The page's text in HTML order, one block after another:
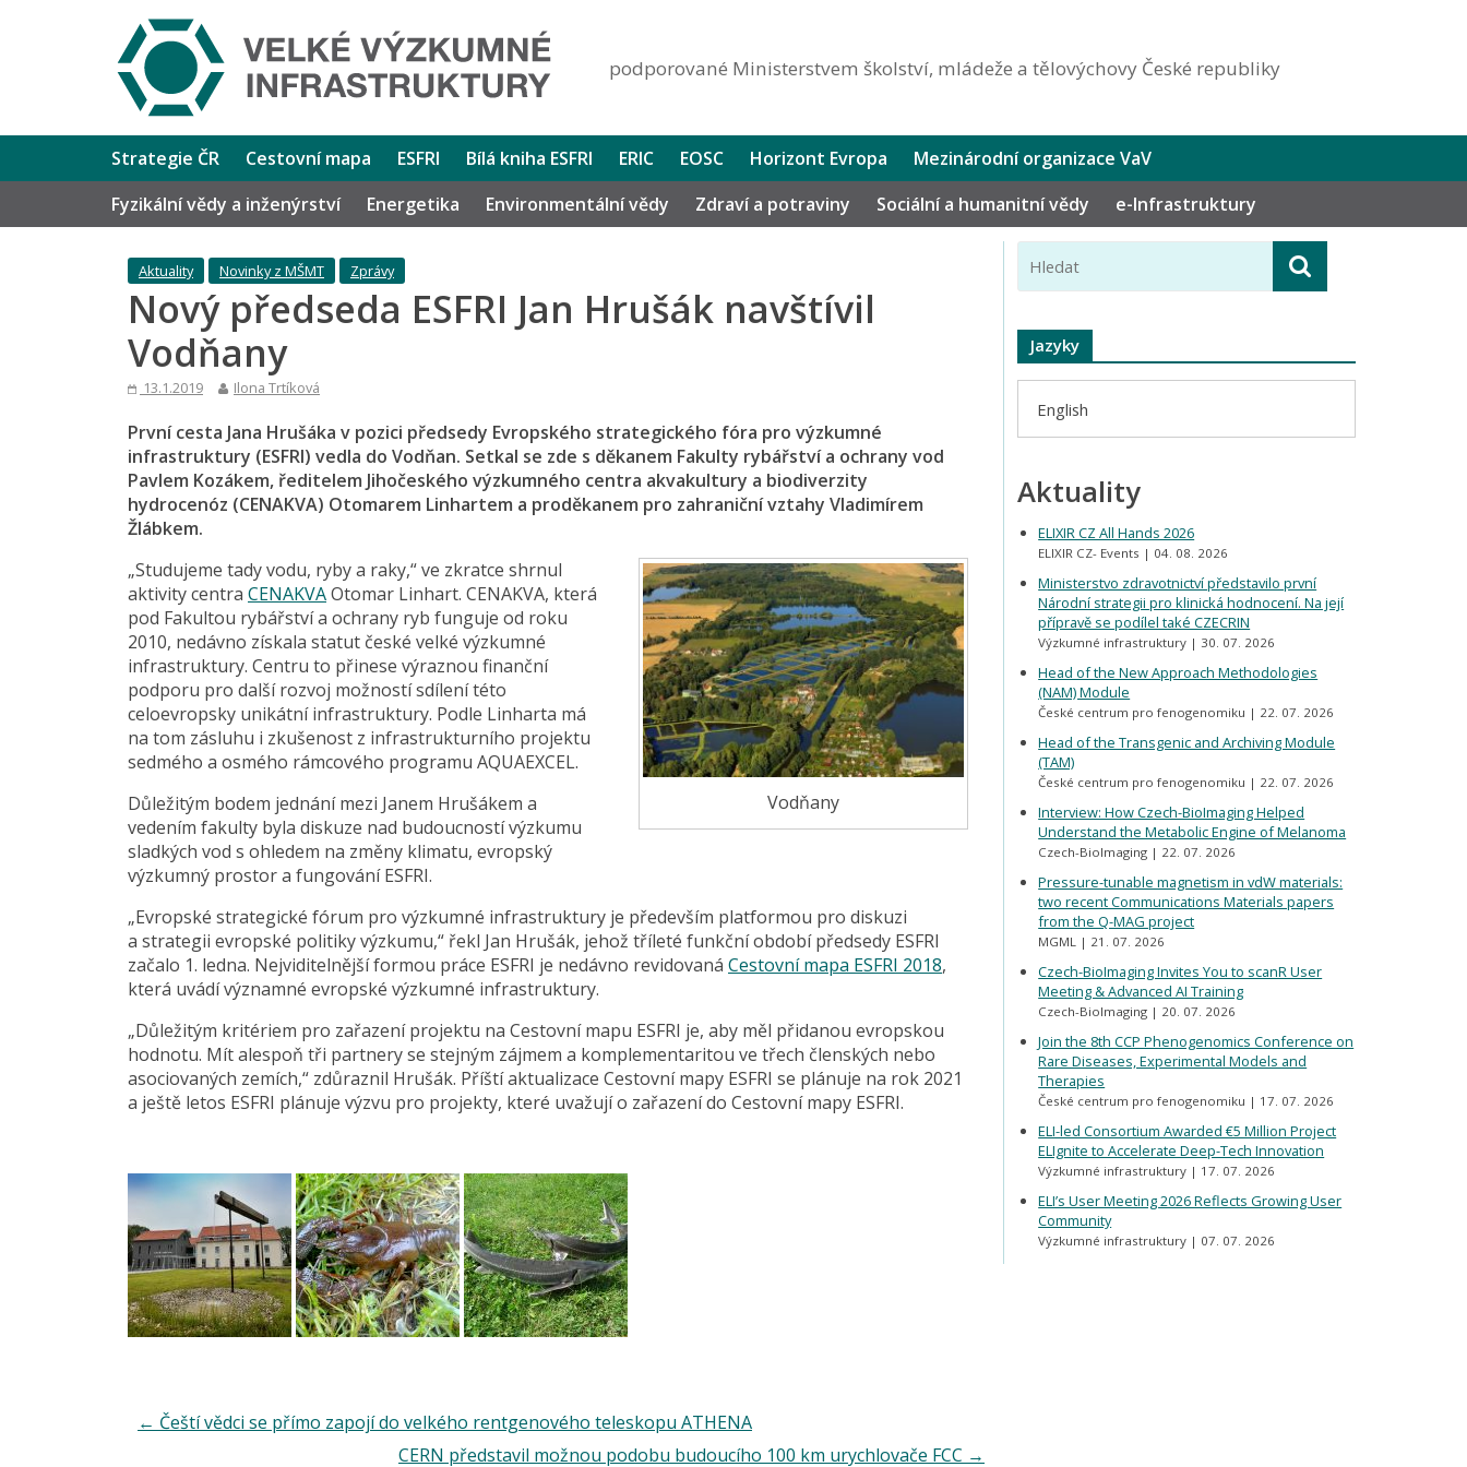
podporované Ministerstvem školství, mládeže a tělovýchovy České republiky
Strategie ČR Cestovní mapa ESFRI Bílá kniha ESFRI ERIC EOSC Horizont Evropa
Mezinárodní organizace VaV
Fyzikální vědy a inženýrství
Energetika Environmentální vědy Zdraví a potraviny Sociální a humanitní vědy e-Infrastruktury
Aktuality Novinky z MŠMT Zprávy
Nový předseda ESFRI Jan Hrušák navštívil
Vodňany
13.1.2019 Ilona Trtíková
První cesta Jana Hrušáka v pozici předsedy Evropského strategického fóra pro výzkumné
infrastruktury (ESFRI) vedla do Vodňan. Setkal se zde s děkanem Fakulty rybářství a ochrany vod
Pavlem Kozákem, ředitelem Jihočeského výzkumného centra akvakultury a biodiverzity
hydrocenóz (CENAKVA) Otomarem Linhartem a proděkanem pro zahraniční vztahy Vladimírem
Žlábkem.
Vodňany
„Studujeme tady vodu, ryby a raky,“ ve zkratce shrnul
aktivity centra CENAKVAOtomar Linhart. CENAKVA, která
pod Fakultou rybářství a ochrany ryb funguje od roku
2010, nedávno získala statut české velké výzkumné
infrastruktury. Centru to přinese výraznou finanční
podporu pro další rozvoj možností sdílení této
celoevropsky unikátní infrastruktury. Podle Linharta má
na tom zásluhu i zkušenost z infrastrukturního projektu
sedmého a osmého rámcového programu AQUAEXCEL.
Důležitým bodem jednání mezi Janem Hrušákem a
vedením fakulty byla diskuze nad budoucností výzkumu
sladkých vod s ohledem na změny klimatu, evropský
výzkumný prostor a fungování ESFRI.
„Evropské strategické fórum pro výzkumné infrastruktury je především platformou pro diskuzi
a strategii evropské politiky výzkumu,“ řekl Jan Hrušák, jehož tříleté funkční období předsedy ESFRI
začalo 1. ledna. Nejviditelnější formou práce ESFRI je nedávno revidovaná Cestovní mapa ESFRI 2018,
která uvádí významné evropské výzkumné infrastruktury.
„Důležitým kritériem pro zařazení projektu na Cestovní mapu ESFRI je, aby měl přidanou evropskou
hodnotu. Mít alespoň tři partnery se stejným zájmem a komplementaritou ve třech členských nebo
asociovaných zemích,“ zdůraznil Hrušák. Příští aktualizace Cestovní mapy ESFRI se plánuje na rok 2021
a ještě letos ESFRI plánuje výzvu pro projekty, které uvažují o zařazení do Cestovní mapy ESFRI.
← Čeští vědci se přímo zapojí do velkého rentgenového teleskopu ATHENA
CERN představil možnou podobu budoucího 100 km urychlovače FCC →
Jazyky
English
Aktuality
ELIXIR CZ All Hands 2026
ELIXIR CZ- Events 04. 08. 2026
Ministerstvo zdravotnictví představilo první
Národní strategii pro klinická hodnocení. Na její
přípravě se podílel také CZECRIN
Výzkumné infrastruktury 30. 07. 2026
Head of the New Approach Methodologies
(NAM) Module
České centrum pro fenogenomiku 22. 07. 2026
Head of the Transgenic and Archiving Module
(TAM)
České centrum pro fenogenomiku 22. 07. 2026
Interview: How Czech-BioImaging Helped
Understand the Metabolic Engine of Melanoma
Czech-BioImaging 22. 07. 2026
Pressure-tunable magnetism in vdW materials:
two recent Communications Materials papers
from the Q-MAG project
MGML 21. 07. 2026
Czech-BioImaging Invites You to scanR User
Meeting & Advanced AI Training
Czech-BioImaging 20. 07. 2026
Join the 8th CCP Phenogenomics Conference on
Rare Diseases, Experimental Models and
Therapies
České centrum pro fenogenomiku 17. 07. 2026
ELI-led Consortium Awarded €5 Million Project
ELIgnite to Accelerate Deep-Tech Innovation
Výzkumné infrastruktury 17. 07. 2026
ELI’s User Meeting 2026 Reflects Growing User
Community
Výzkumné infrastruktury 07. 07. 2026